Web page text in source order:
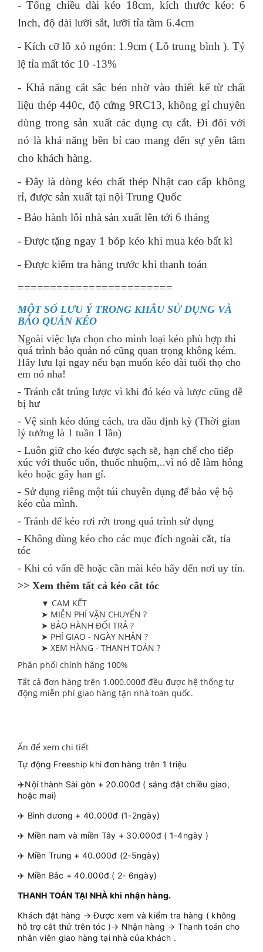
- Tổng chiều dài kéo 18cm, kích thước kéo: 6
Inch, độ dài lưỡi sắt, lưỡi tỉa tầm 6.4cm
- Kích cỡ lỗ xỏ ngón: 1.9cm ( Lỗ trung bình ). Tỷ
lệ tỉa mất tóc 10 -13%
- Khả năng cắt sắc bén nhờ vào thiết kế từ chất
liệu thép 440c, độ cứng 9RC13, không gỉ chuyên
dùng trong sản xuất các dụng cụ cắt. Đi đôi với
nó là khả năng bền bỉ cao mang đến sự yên tâm
cho khách hàng.
- Đây là dòng kéo chất thép Nhật cao cấp không
rỉ, được sản xuất tại nội Trung Quốc
- Bảo hành lỗi nhà sản xuất lên tới 6 tháng
- Được tặng ngay 1 bóp kéo khi mua kéo bất kì
- Được kiểm tra hàng trước khi thanh toán
========================
MỘT SỐ LƯU Ý TRONG KHÂU SỬ DỤNG VÀ
BẢO QUẢN KÉO
Ngoài việc lựa chọn cho mình loại kéo phù hợp thì
quá trình bảo quản nó cũng quan trọng không kém.
Hãy lưu lại ngay nếu bạn muốn kéo dài tuổi thọ cho
em nó nha!
- Tránh cắt trúng lược vì khi đó kéo và lược cũng dễ
bị hư
- Vệ sinh kéo đúng cách, tra dầu định kỳ (Thời gian
lý tưởng là 1 tuần 1 lần)
- Luôn giữ cho kéo được sạch sẽ, hạn chế cho tiếp
xúc với thuốc uốn, thuốc nhuộm,..vì nó dễ làm hỏng
kéo hoặc gây han gỉ.
- Sử dụng riêng một túi chuyên dụng để bảo vệ bộ
kéo của mình.
- Tránh để kéo rơi rớt trong quá trình sử dụng
- Không dùng kéo cho các mục đích ngoài cắt, tỉa
tóc
- Khi có vấn đề hoặc cần mài kéo hãy đến nơi uy tín.
>> Xem thêm tất cả kéo cắt tóc
▼ CAM KẾT
➤ MIỄN PHÍ VẬN CHUYỂN ?
➤ BẢO HÀNH ĐỔI TRẢ ?
➤ PHÍ GIAO - NGÀY NHẬN ?
➤ XEM HÀNG - THANH TOÁN ?
Phân phối chính hãng 100%
Tất cả đơn hàng trên 1.000.000đ đều được hệ thống tự
động miễn phí giao hàng tận nhà toàn quốc.
Ấn để xem chi tiết
Tự động Freeship khi đơn hàng trên 1 triệu
✈️Nội thành Sài gòn + 20.000đ ( sáng đặt chiều giao,
hoặc mai)
✈️ Bình dương + 40.000đ (1-2ngày)
✈️ Miền nam và miền Tây + 30.000đ ( 1-4ngày )
✈️ Miền Trung + 40.000đ (2-5ngày)
✈️ Miền Bắc + 40.000đ ( 2- 6ngày)
THANH TOÁN TẠI NHÀ khi nhận hàng.
Khách đặt hàng → Được xem và kiểm tra hàng ( không
hỗ trợ cắt thử trên tóc )→ Nhận hàng → Thanh toán cho
nhân viên giao hàng tại nhà của khách .